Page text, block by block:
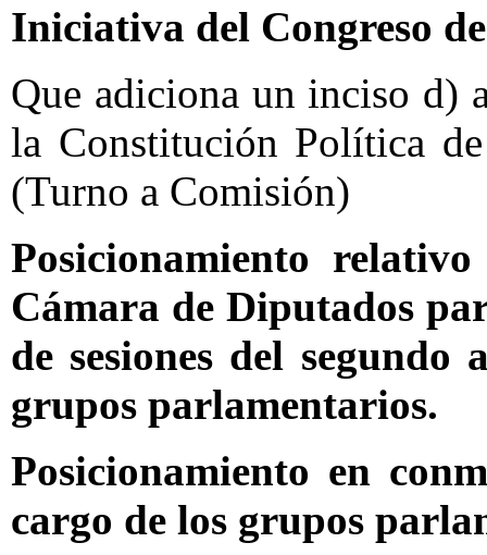
Iniciativa del Congreso
Que adiciona un inciso d)
la Constitución Política
(Turno a Comisión)
Posicionamiento
Cámara de Diputados
de sesiones del
grupos parlamentarios.
Posicionamiento en
cargo de los grupos